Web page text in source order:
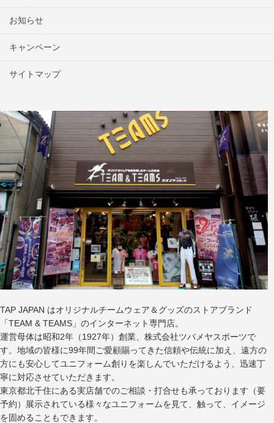
お知らせ
キャンペーン
サイトマップ
TAP JAPAN はオリジナルチームウェア＆グッズのストアブランド
「TEAM & TEAMS」のインターネット専門店。
運営母体は昭和2年（1927年）創業、株式会社ツバメヤスポーツで
す。地域の皆様に99年間ご愛顧賜ってきた信頼や伝統に加え、遠方の
方にも安心してユニフォーム創りを楽しんでいただけるよう、迅速丁
寧に対応させていただきます。
東京都北千住にある実店舗でのご相談・打合せも承っております（要
予約）展示されている様々なユニフォームを見て、触って、イメージ
を固めることもできます。